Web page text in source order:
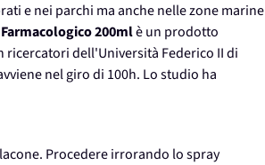
e nei parchi ma anche nelle zone marine
200mlè un prodotto
dell'Università Federico II di
nel giro di 100h. Lo studio ha
Procedere irrorando lo spray